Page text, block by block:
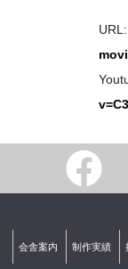
URL:
会舎案内 制作実績